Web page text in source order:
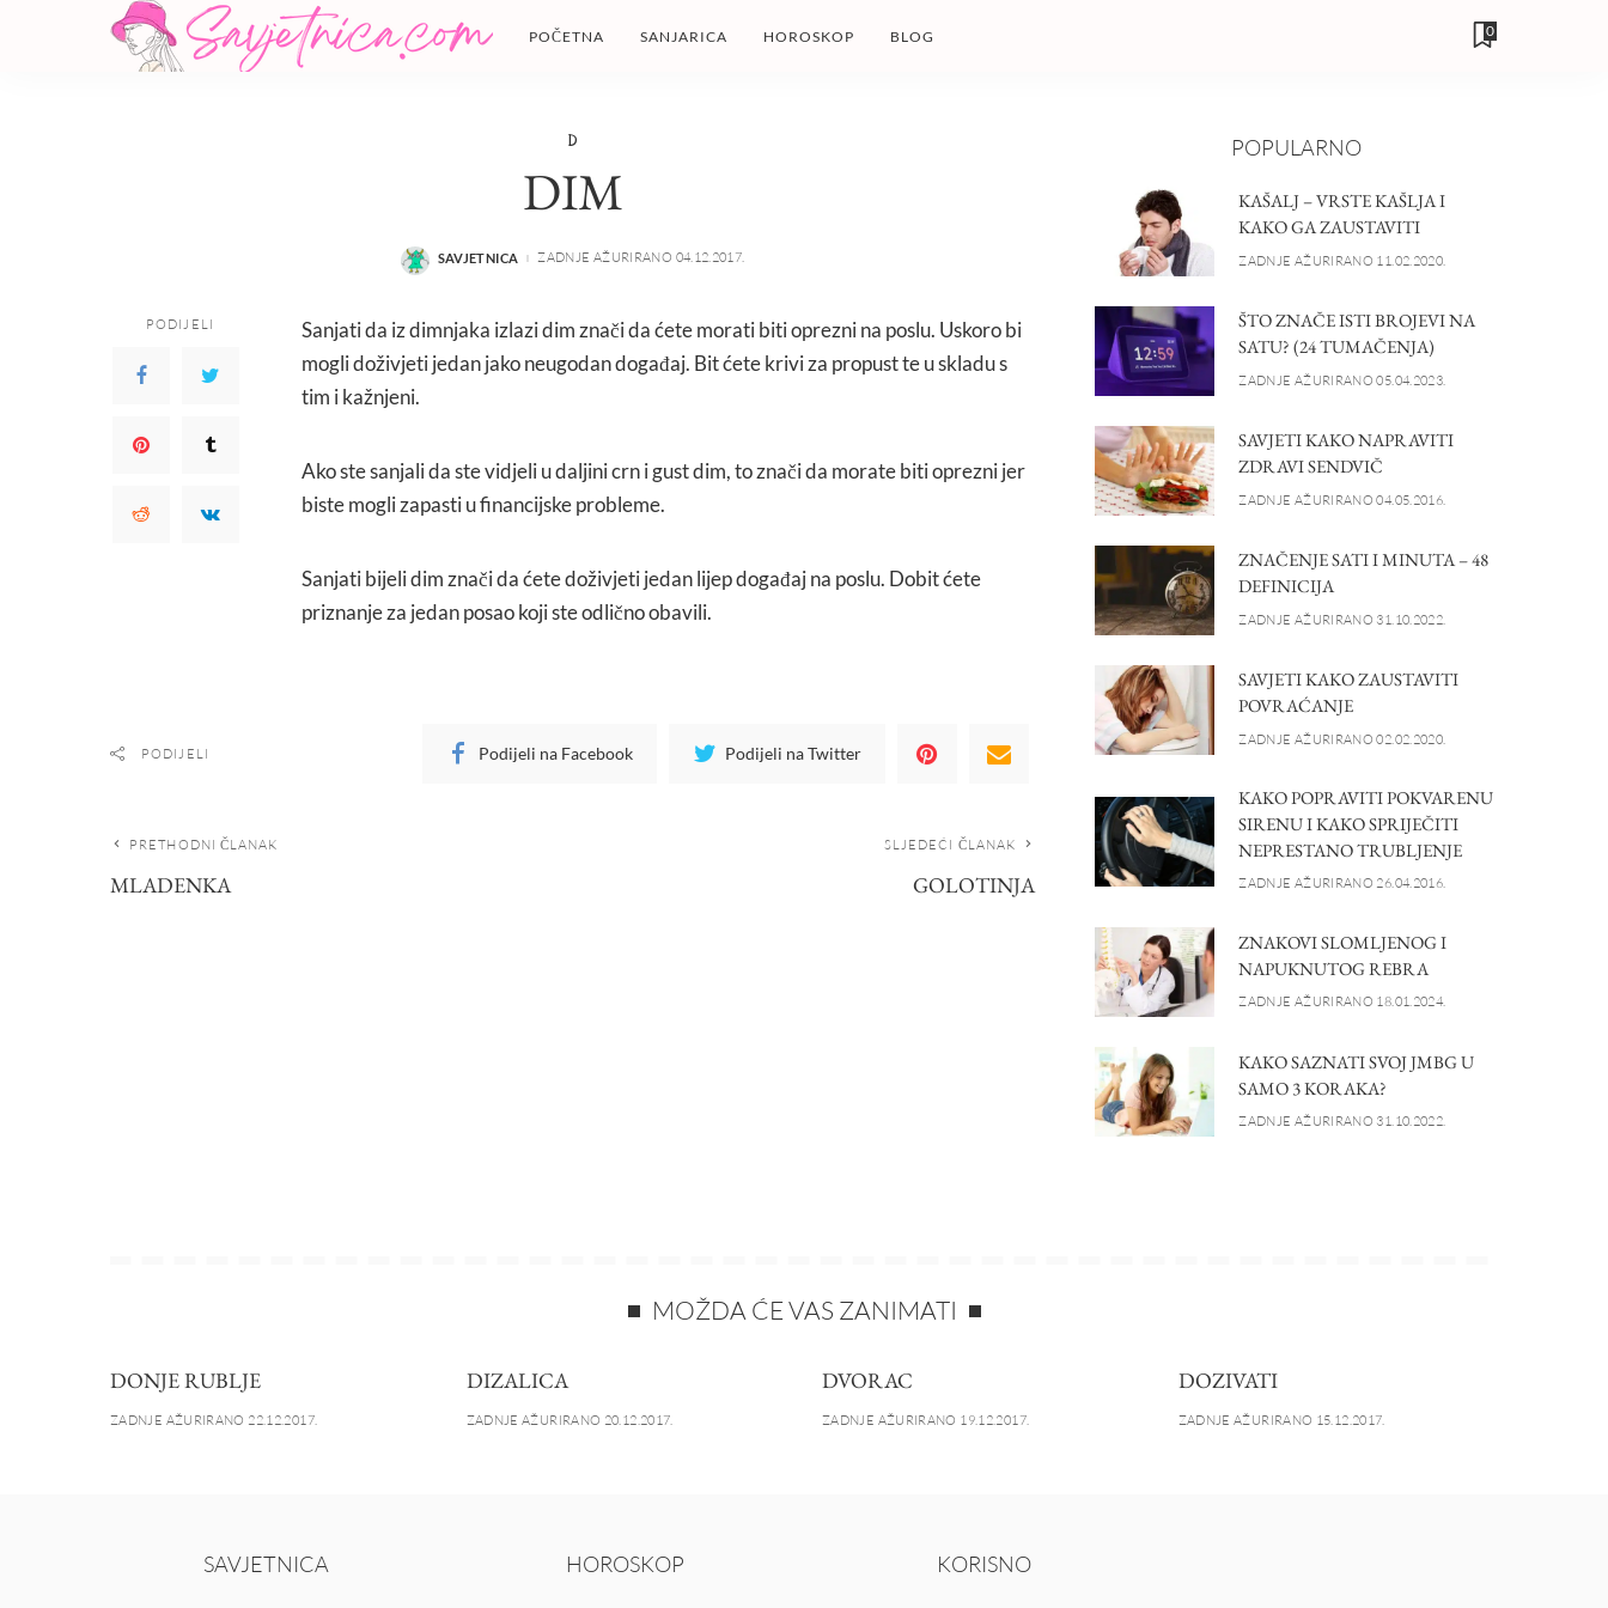
POČETNA SANJARICA HOROSKOP BLOG 0
D
DIM
POSTED
SAVJETNICA ZADNJE AŽURIRANO 04.12.2017.
PODIJELI
Sanjati da iz dimnjaka izlazi dim znači da ćete morati biti oprezni na poslu. Uskoro bi
mogli doživjeti jedan jako neugodan događaj. Bit ćete krivi za propust te u skladu s
tim i kažnjeni.
Ako ste sanjali da ste vidjeli u daljini crn i gust dim, to znači da morate biti oprezni jer
biste mogli zapasti u financijske probleme.
Sanjati bijeli dim znači da ćete doživjeti jedan lijep događaj na poslu. Dobit ćete
priznanje za jedan posao koji ste odlično obavili.
PODIJELI Podijeli na Facebook Podijeli na Twitter
PRETHODNI ČLANAK
MLADENKA
SLJEDEĆI ČLANAK
GOLOTINJA
POPULARNO
KAŠALJ – VRSTE KAŠLJA I
KAKO GA ZAUSTAVITI
ZADNJE AŽURIRANO 11.02.2020.
ŠTO ZNAČE ISTI BROJEVI NA
SATU? (24 TUMAČENJA)
ZADNJE AŽURIRANO 05.04.2023.
SAVJETI KAKO NAPRAVITI
ZDRAVI SENDVIČ
ZADNJE AŽURIRANO 04.05.2016.
ZNAČENJE SATI I MINUTA – 48
DEFINICIJA
ZADNJE AŽURIRANO 31.10.2022.
SAVJETI KAKO ZAUSTAVITI
POVRAĆANJE
ZADNJE AŽURIRANO 02.02.2020.
KAKO POPRAVITI POKVARENU
SIRENU I KAKO SPRIJEČITI
NEPRESTANO TRUBLJENJE
ZADNJE AŽURIRANO 26.04.2016.
ZNAKOVI SLOMLJENOG I
NAPUKNUTOG REBRA
ZADNJE AŽURIRANO 18.01.2024.
KAKO SAZNATI SVOJ JMBG U
SAMO 3 KORAKA?
ZADNJE AŽURIRANO 31.10.2022.
MOŽDA ĆE VAS ZANIMATI
DONJE RUBLJE
ZADNJE AŽURIRANO 22.12.2017.
DIZALICA
ZADNJE AŽURIRANO 20.12.2017.
DVORAC
ZADNJE AŽURIRANO 19.12.2017.
DOZIVATI
ZADNJE AŽURIRANO 15.12.2017.
SAVJETNICA HOROSKOP KORISNO